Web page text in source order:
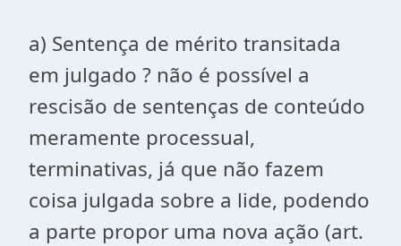
a) Sentença de mérito transitada
em julgado ? não é possível a
rescisão de sentenças de conteúdo
meramente processual,
terminativas, já que não fazem
coisa julgada sobre a lide, podendo
a parte propor uma nova ação (art.